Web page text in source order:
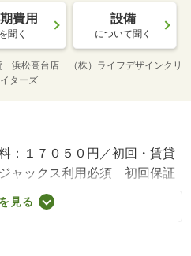
費用
を聞く
設備
について聞く
浜松高台店 （株）ライフデザインクリ
ターズ
：１７０５０円／初回・賃貸
ャックス利用必須 初回保証
保証料・・・賃料総額の
はルームズ賃貸へ！・バイク
見る